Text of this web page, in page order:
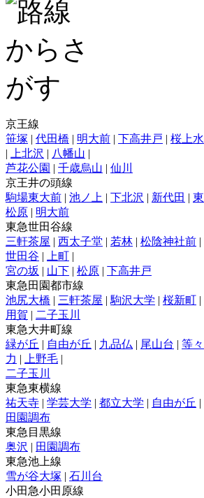
京王線
笹塚 | 代田橋 | 明大前 | 下高井戸 | 桜上水
|
上北沢 | 八幡山 |
芦花公園 | 千歳烏山 | 仙川
京王井の頭線
駒場東大前 | 池ノ上 | 下北沢 | 新代田 | 東
松原 | 明大前
東急世田谷線
三軒茶屋 | 西太子堂 | 若林 | 松陰神社前 |
世田谷 | 上町 |
宮の坂 | 山下 | 松原 | 下高井戸
東急田園都市線
池尻大橋 | 三軒茶屋 | 駒沢大学 | 桜新町 |
用賀 | 二子玉川
東急大井町線
緑が丘 | 自由が丘 | 九品仏 | 尾山台 | 等々
力 | 上野毛 |
二子玉川
東急東横線
祐天寺 | 学芸大学 | 都立大学 | 自由が丘 |
田園調布
東急目黒線
奥沢 | 田園調布
東急池上線
雪が谷大塚 | 石川台
小田急小田原線